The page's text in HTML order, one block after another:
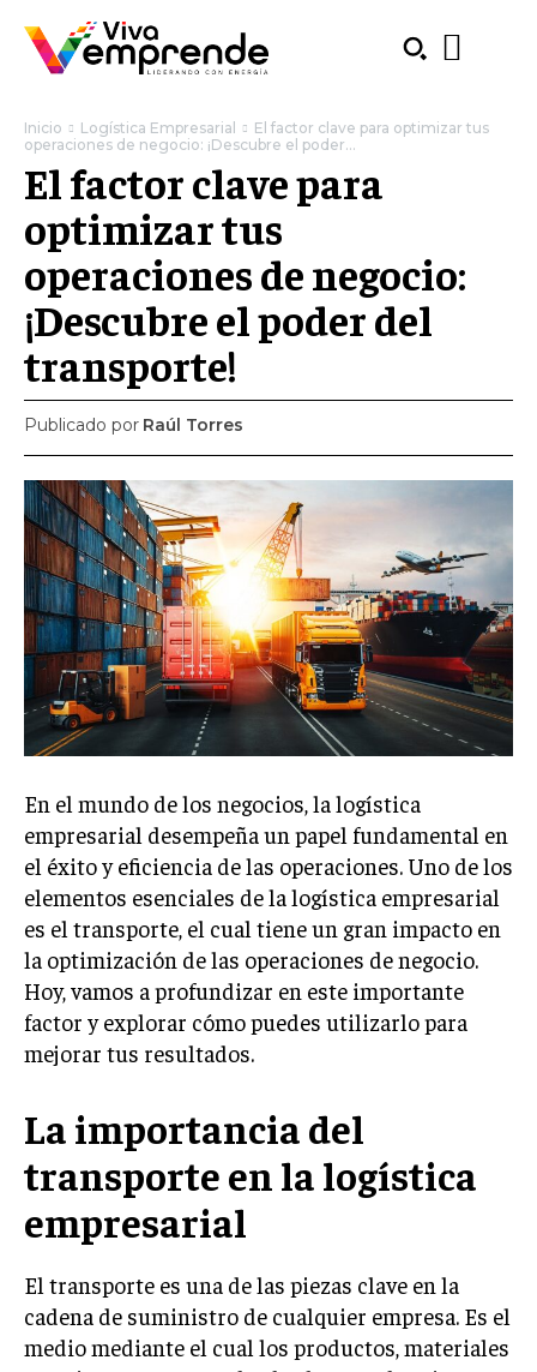
SUBSCRIBE
Welcome to Liberty Case
We have a curated list of the most noteworthy news from all
across the globe. With any subscription plan, you get access
toexclusive articlesthat let you stay ahead of the curve.
Your Profile
NEWS LIFESTYLE PUBLIC OPINION
MARKETING
ESTRATEGIAS DE MARKETING
AGENCIAS DE MARKETING
AGENCIAS DE POSICIONAMIENTO WEB SEO
VENTA DE ENLACES
MARKETING DIGITAL
Inicio Logística Empresarial
El factor clave para optimizar tus
operaciones de negocio: ¡Descubre el poder...
El factor clave para
optimizar tus
operaciones de negocio:
¡Descubre el poder del
transporte!
Publicado por Raúl Torres
En el mundo de los negocios, la logística
empresarial desempeña un papel fundamental en
el éxito y eficiencia de las operaciones. Uno de los
elementos esenciales de la logística empresarial
es el transporte, el cual tiene un gran impacto en
la optimización de las operaciones de negocio.
Hoy, vamos a profundizar en este importante
factor y explorar cómo puedes utilizarlo para
mejorar tus resultados.
La importancia del
transporte en la logística
empresarial
El transporte es una de las piezas clave en la
cadena de suministro de cualquier empresa. Es el
medio mediante el cual los productos, materiales